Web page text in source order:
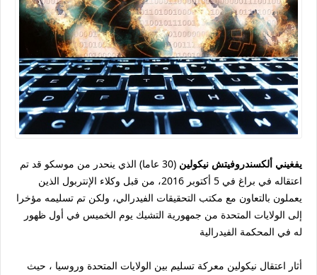
يفغيني ألكسندروفيتش نيكولين
(30 عاما) الذي ينحدر من موسكو قد تم
اعتقاله في براغ في 5 أكتوبر 2016، من قبل وكلاء الإنتربول الذين
يعملون بالتعاون مع مكتب التحقيقات الفيدرالي، ولكن تم تسليمه مؤخرا
إلى الولايات المتحدة من جمهورية التشيك يوم الخميس في أول ظهور
له في المحكمة الفيدرالية
أثار اعتقال نيكولين معركة تسليم بين الولايات المتحدة وروسيا ، حيث